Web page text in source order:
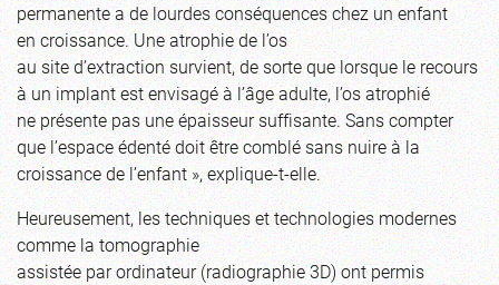
permanente a de lourdes conséquences chez un enfant
en croissance. Une atrophie de l’os
au site d’extraction survient, de sorte que lorsque le recours
à un implant est envisagé à l’âge adulte, l’os atrophié
ne présente pas une épaisseur suffisante. Sans compter
que l’espace édenté doit être comblé sans nuire à la
croissance de l’enfant », explique-t-elle.
Heureusement, les techniques et technologies modernes
comme la tomographie
assistée par ordinateur (radiographie 3D) ont permis